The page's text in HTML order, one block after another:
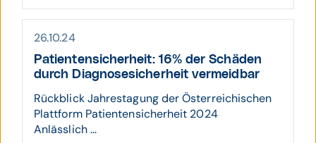
26.10.24
Patien­ten­sicher­heit: 16% der Schäden
durch Diagnose­sicher­heit ver­meid­bar
Rückblick Jahrestagung der Österreichischen
Plattform Patientensicherheit 2024
Anlässlich ...